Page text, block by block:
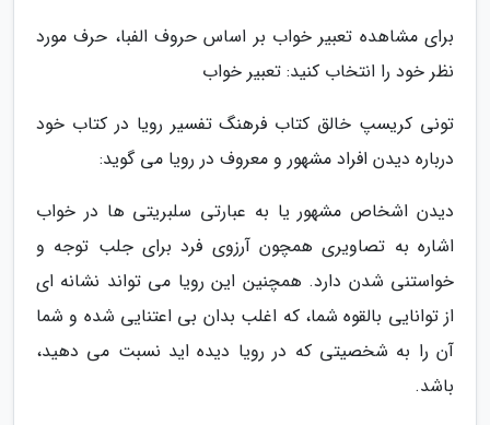
برای مشاهده تعبیر خواب بر اساس حروف الفبا، حرف مورد
نظر خود را انتخاب کنید: تعبیر خواب
تونی کریسپ خالق کتاب فرهنگ تفسیر رویا در کتاب خود
درباره دیدن افراد مشهور و معروف در رویا می گوید:
دیدن اشخاص مشهور یا به عبارتی سلبریتی ها در خواب
اشاره به تصاویری همچون آرزوی فرد برای جلب توجه و
خواستنی شدن دارد. همچنین این رویا می تواند نشانه ای
از توانایی بالقوه شما، که اغلب بدان بی اعتنایی شده و شما
آن را به شخصیتی که در رویا دیده اید نسبت می دهید،
باشد.